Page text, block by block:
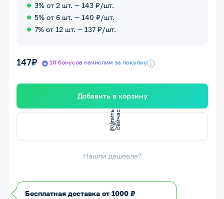
3% от 2 шт. — 143 ₽/шт.
5% от 6 шт. — 140 ₽/шт.
7% от 12 шт. — 137 ₽/шт.
147₽ 10 бонусов начислим за покупку i
Добавить в корзину
К
у
п
и
т
ь
с
е
й
ч
а
с
Нашли дешевле?
Бесплатная доставка от 1000 ₽